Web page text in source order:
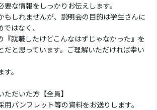
な情報をしっかりお伝えします。
もしれませんが、説明会の目的は学生さんに
はなく、
『就職したけどこんなはずじゃなかった』を
だと思っています。ご理解いただければ幸い
。
ただいた方【全員】
ンフレット等の資料をお送りします。